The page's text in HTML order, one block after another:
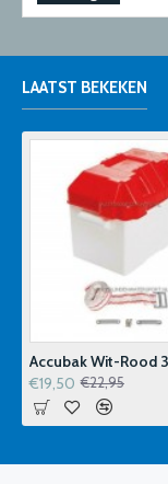
LAATST BEKEKEN
€19,50 €22,95